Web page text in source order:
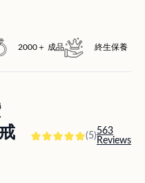
2000＋ 成品 終生保養
(5)563
Reviews